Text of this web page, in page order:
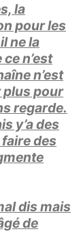
la
pour les
ne la
n’est
n’est
plus pour
regarde.
y’a des
des
dis mais
de